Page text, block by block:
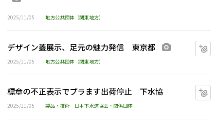
2025/11/05 地方公共団体（関東地方）
デザイン蓋展示、足元の魅力発信 東京都
2025/11/05 地方公共団体（関東地方）
標章の不正表示でプラます出荷停止 下水協
2025/11/05 製品・技術 日本下水道協会・関係団体